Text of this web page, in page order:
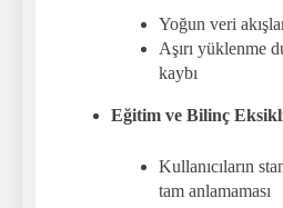
Yoğun veri
Aşırı yüklenme
kaybı
Eğitim ve Bilinç
Kullanıcıların
tam anlamaması